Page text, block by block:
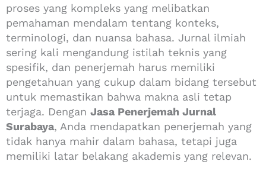
proses yang kompleks yang melibatkan
pemahaman mendalam tentang konteks,
terminologi, dan nuansa bahasa. Jurnal ilmiah
sering kali mengandung istilah teknis yang
spesifik, dan penerjemah harus memiliki
pengetahuan yang cukup dalam bidang tersebut
untuk memastikan bahwa makna asli tetap
terjaga. Dengan Jasa Penerjemah Jurnal
Surabaya, Anda mendapatkan penerjemah yang
tidak hanya mahir dalam bahasa, tetapi juga
memiliki latar belakang akademis yang relevan.